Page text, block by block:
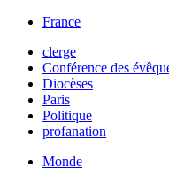
France
clerge
Conférence des
Diocèses
Paris
Politique
profanation
Monde